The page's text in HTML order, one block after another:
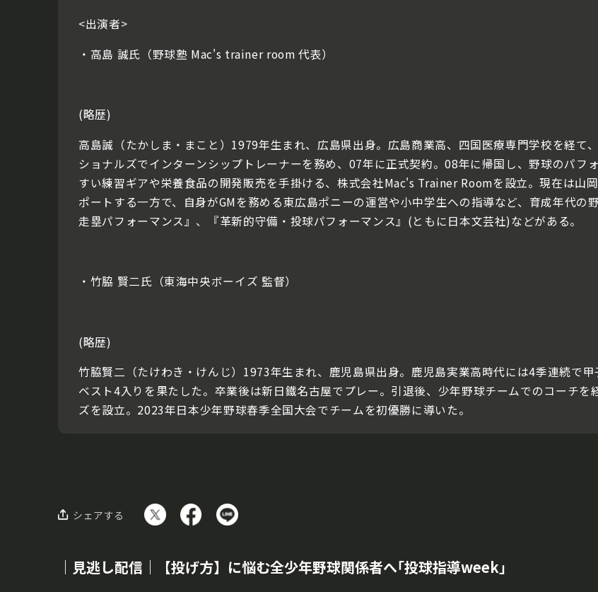
<出演者>
・高島 誠氏（野球塾 Mac's trainer room 代表）
(略歴)
高島誠（たかしま・まこと）1979年生まれ、広島県出身。広島商業高、四国医療専門学校を経て
ショナルズでインターンシップトレーナーを務め、07年に正式契約。08年に帰国し、野球のパフ
すい練習ギアや栄養食品の開発販売を手掛ける、株式会社Mac's Trainer Roomを設立。現在は山
ポートする一方で、自身がGMを務める東広島ポニーの運営や小中学生への指導など、育成年代の
走塁パフォーマンス』、『革新的守備・投球パフォーマンス』(ともに日本文芸社)などがある。
・竹脇 賢二氏（東海中央ボーイズ 監督）
(略歴)
竹脇賢二（たけわき・けんじ）1973年生まれ、鹿児島県出身。鹿児島実業高時代には4季連続で
ベスト4入りを果たした。卒業後は新日鐵名古屋でプレー。引退後、少年野球チームでのコーチ
ズを設立。2023年日本少年野球春季全国大会でチームを初優勝に導いた。
シェアする
｜見逃し配信｜【投げ方】に悩む全少年野球関係者へ｢投球指導week｣